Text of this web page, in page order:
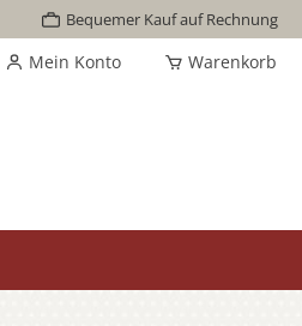
Bequemer Kauf auf Rechnung
Mein Konto Warenkorb